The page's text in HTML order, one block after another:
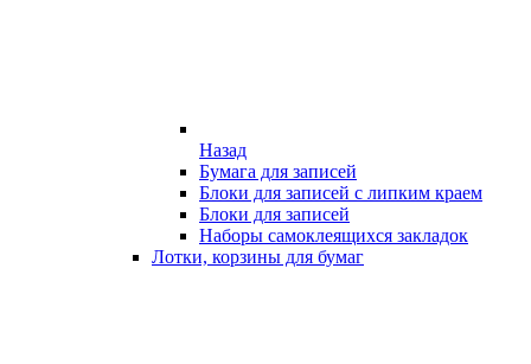
Назад
Бумага для записей
Блоки для записей с липким краем
Блоки для записей
Наборы самоклеящихся закладок
Лотки, корзины для бумаг